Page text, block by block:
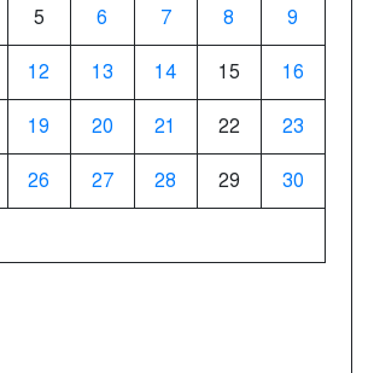
5 6 7 8 9
12 13 14 15 16
19 20 21 22 23
26 27 28 29 30